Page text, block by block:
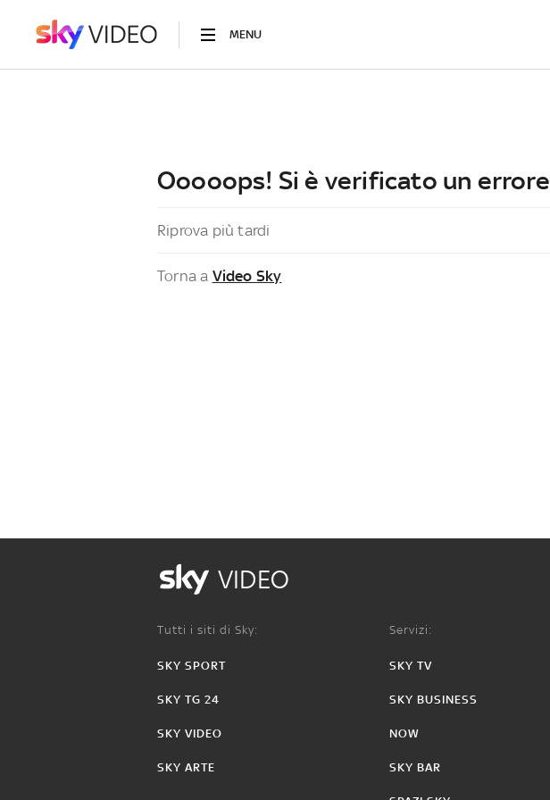
MENU
Ooooops! Si è verificato un errore
Riprova più tardi
Torna a Video Sky
VIDEO
Tutti i siti di Sky:
SKY SPORT
SKY TG 24
SKY VIDEO
SKY ARTE
Servizi:
SKY TV
SKY BUSINESS
NOW
SKY BAR